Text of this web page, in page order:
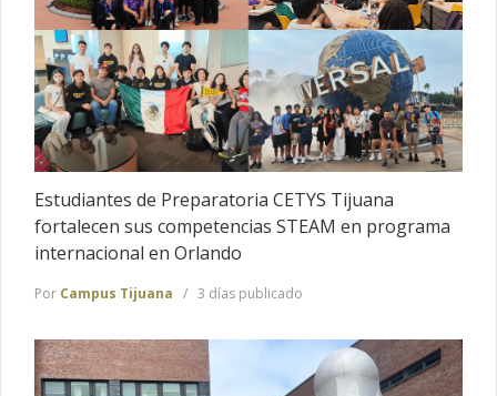
Estudiantes de Preparatoria CETYS Tijuana
fortalecen sus competencias STEAM en programa
internacional en Orlando
Por Campus Tijuana 3 días publicado